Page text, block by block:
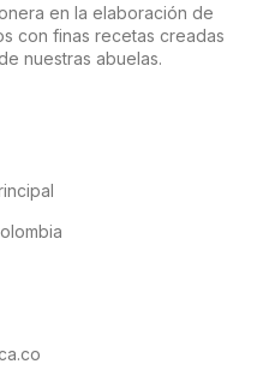
en la elaboración de
con finas recetas creadas
nuestras abuelas.